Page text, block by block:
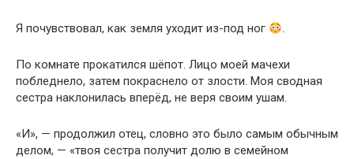
Я почувствовал, как земля уходит из-под ног .
По комнате прокатился шёпот. Лицо моей мачехи
побледнело, затем покраснело от злости. Моя сводная
сестра наклонилась вперёд, не веря своим ушам.
«И», — продолжил отец, словно это было самым обычным
делом, — «твоя сестра получит долю в семейном